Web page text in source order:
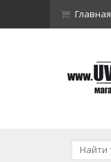
Главная